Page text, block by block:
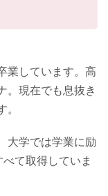
業しています。高
。現在でも息抜き
大学では学業に励
て取得していま